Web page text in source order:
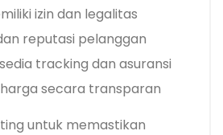
izin dan legalitas
reputasi pelanggan
tracking dan asuransi
secara transparan
untuk memastikan